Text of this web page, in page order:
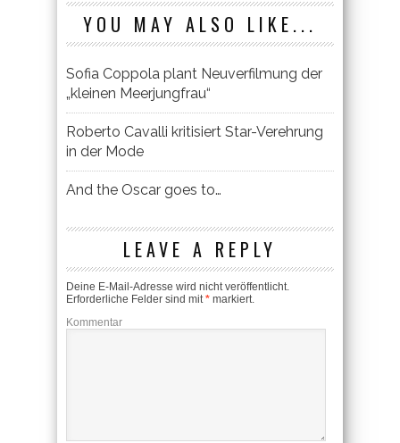
YOU MAY ALSO LIKE...
Sofia Coppola plant Neuverfilmung der
„kleinen Meerjungfrau“
Roberto Cavalli kritisiert Star-Verehrung
in der Mode
And the Oscar goes to…
LEAVE A REPLY
Deine E-Mail-Adresse wird nicht veröffentlicht.
Erforderliche Felder sind mit* markiert.
Kommentar